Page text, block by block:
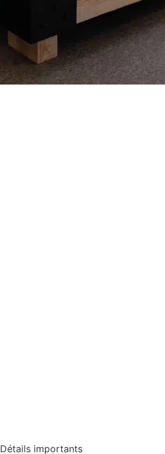
Détails importants